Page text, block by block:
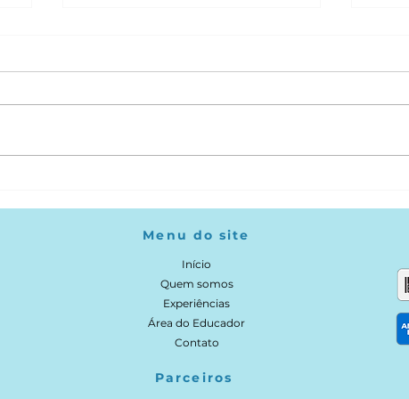
seu filho a ler
Menu do site
Início
Quem somos
Experiências
Área do Educador
Contato
Parceiros